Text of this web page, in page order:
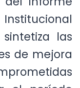
del Informe
las
de mejora